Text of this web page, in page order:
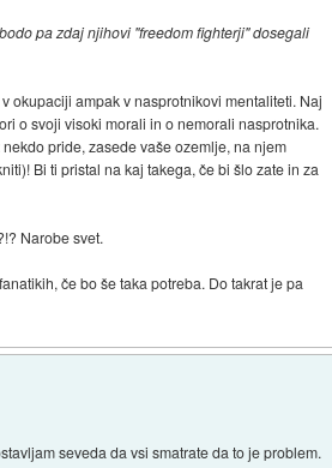
pa zdaj njihovi "freedom fighterji" dosegali
okupaciji ampak v nasprotnikovi mentaliteti. Naj
o svoji visoki morali in o nemorali nasprotnika.
pride, zasede vaše ozemlje, na njem
Bi ti pristal na kaj takega, če bi šlo zate in za
Narobe svet.
če bo še taka potreba. Do takrat je pa
seveda da vsi smatrate da to je problem.